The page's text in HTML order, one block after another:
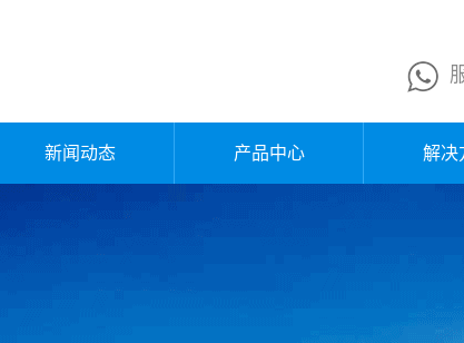
新闻动态
公司新闻
产品中心 解决